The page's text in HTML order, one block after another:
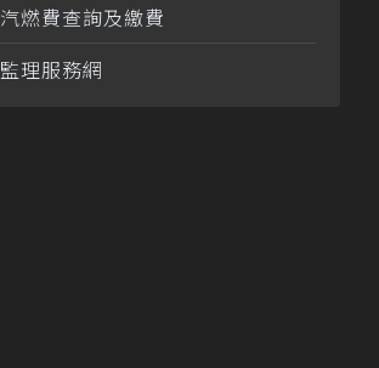
汽燃費查詢及繳費
監理服務網